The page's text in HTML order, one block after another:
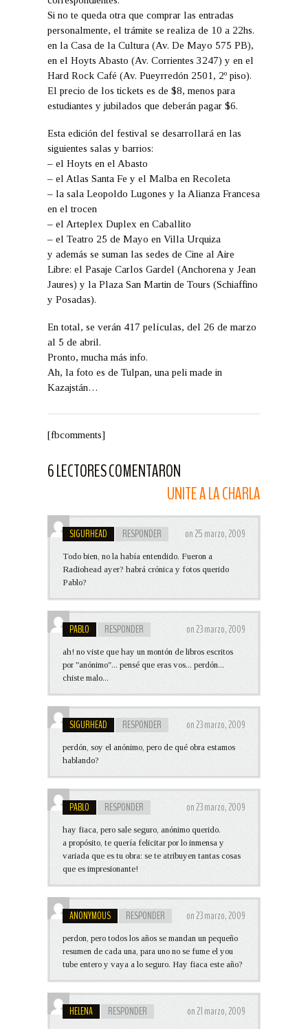
Si no te queda otra que comprar las entradas
personalmente, el trámite se realiza de 10 a 22hs.
en la Casa de la Cultura (Av. De Mayo 575 PB),
en el Hoyts Abasto (Av. Corrientes 3247) y en el
Hard Rock Café (Av. Pueyrredón 2501, 2º piso).
El precio de los tickets es de $8, menos para
estudiantes y jubilados que deberán pagar $6.
Esta edición del festival se desarrollará en las
siguientes salas y barrios:
– el Hoyts en el Abasto
– el Atlas Santa Fe y el Malba en Recoleta
– la sala Leopoldo Lugones y la Alianza Francesa
en el trocen
– el Arteplex Duplex en Caballito
– el Teatro 25 de Mayo en Villa Urquiza
y además se suman las sedes de Cine al Aire
Libre: el Pasaje Carlos Gardel (Anchorena y Jean
Jaures) y la Plaza San Martin de Tours (Schiaffino
y Posadas).
En total, se verán 417 películas, del 26 de marzo
al 5 de abril.
Pronto, mucha más info.
Ah, la foto es de Tulpan, una peli made in
Kazajstán…
[fbcomments]
6 LECTORES COMENTARON
UNITE A LA CHARLA
SIGURHEAD RESPONDER on 25 marzo, 2009
Todo bien, no la había entendido. Fueron a
Radiohead ayer? habrá crónica y fotos querido
Pablo?
PABLO RESPONDER on 23 marzo, 2009
ah! no viste que hay un montón de libros escritos
por "anónimo"... pensé que eras vos... perdón...
chiste malo...
SIGURHEAD RESPONDER on 23 marzo, 2009
perdón, soy el anónimo, pero de qué obra estamos
hablando?
PABLO RESPONDER on 23 marzo, 2009
hay fiaca, pero sale seguro, anónimo querido.
a propósito, te quería felicitar por lo inmensa y
variada que es tu obra: se te atribuyen tantas cosas
que es impresionante!
ANONYMOUS RESPONDER on 23 marzo, 2009
perdon, pero todos los años se mandan un pequeño
resumen de cada una, para uno no se fume el you
tube entero y vaya a lo seguro. Hay fiaca este año?
HELENA RESPONDER on 21 marzo, 2009